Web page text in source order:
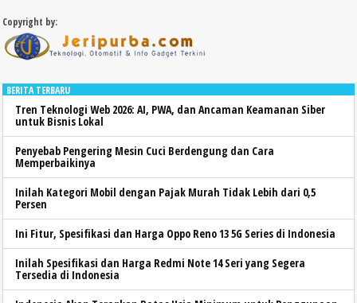
Copyright by:
BERITA TERBARU
Tren Teknologi Web 2026: AI, PWA, dan Ancaman Keamanan Siber
untuk Bisnis Lokal
Penyebab Pengering Mesin Cuci Berdengung dan Cara
Memperbaikinya
Inilah Kategori Mobil dengan Pajak Murah Tidak Lebih dari 0,5
Persen
Ini Fitur, Spesifikasi dan Harga Oppo Reno 13 5G Series di Indonesia
Inilah Spesifikasi dan Harga Redmi Note 14 Seri yang Segera
Tersedia di Indonesia